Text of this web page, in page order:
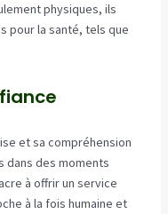
physiques, ils
pour la santé, tels que
et sa compréhension
dans des moments
à offrir un service
à la fois humaine et